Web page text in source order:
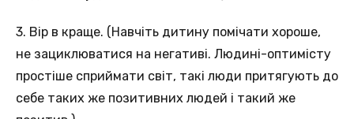
3. Вір в краще. (Навчіть дитину помічати хороше,
не зациклюватися на негативі. Людині-оптимісту
простіше сприймати світ, такі люди притягують до
себе таких же позитивних людей і такий же